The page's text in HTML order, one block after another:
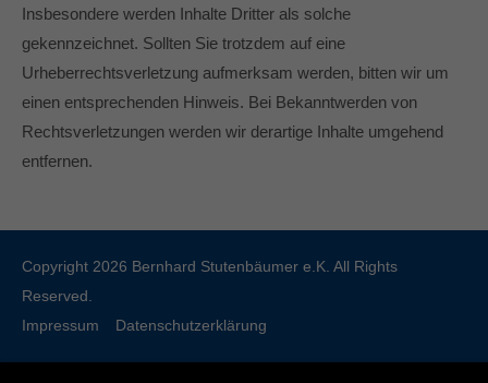
Insbesondere werden Inhalte Dritter als solche
gekennzeichnet. Sollten Sie trotzdem auf eine
Urheberrechtsverletzung aufmerksam werden, bitten wir um
einen entsprechenden Hinweis. Bei Bekanntwerden von
Rechtsverletzungen werden wir derartige Inhalte umgehend
entfernen.
Copyright 2026 Bernhard Stutenbäumer e.K. All Rights
Reserved.
Impressum
Datenschutzerklärung